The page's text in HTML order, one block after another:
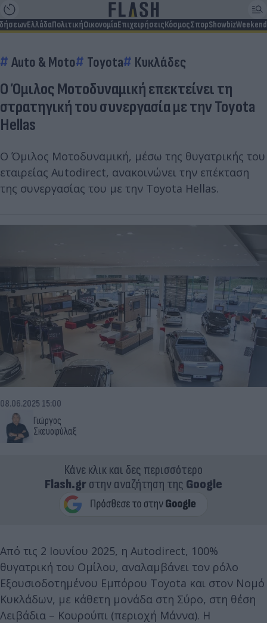
ΕλλάδαΠολιτικήΟικονομίαΕπιχειρήσειςΚόσμοςΣπορShowbizWeekend
Auto & Moto Toyota Κυκλάδες
Ο Όμιλος Μοτοδυναμική επεκτείνει τη
στρατηγική του συνεργασία με την Toyota
Hellas
Ο Όμιλος Μοτοδυναμική, μέσω της θυγατρικής του
εταιρείας Autodirect, ανακοινώνει την επέκταση
της συνεργασίας του με την Toyota Hellas.
Γιώργος
Σκευοφύλαξ
08.06.2025 15:00
Κάνε κλικ και δες περισσότερο
Flash.grστην αναζήτηση της Google
Από τις 2 Ιουνίου 2025, η Autodirect, 100%
θυγατρική του Ομίλου, αναλαμβάνει τον ρόλο
Εξουσιοδοτημένου Εμπόρου Toyota και στον Νομό
Κυκλάδων, με κάθετη μονάδα στη Σύρο, στη θέση
Λειβάδια – Κουρούπι (περιοχή Μάννα). Η